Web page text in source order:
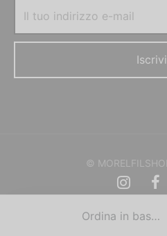
©